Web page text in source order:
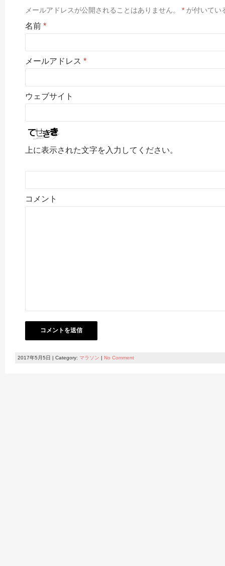
メールアドレスが公開されることはありません。 * が付いてい
名前 *
メールアドレス *
ウェブサイト
上に表示された文字を入力してください。
コメント
2017年5月5日 | Category: マラソン | No Comment